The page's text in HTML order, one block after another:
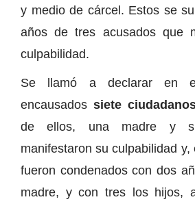
y medio de cárcel. Estos se
años de tres acusados que
culpabilidad.
Se llamó a declarar en
encausados siete
de ellos, una madre y
manifestaron su culpabilidad y,
fueron condenados con dos
madre, y con tres los hijos,